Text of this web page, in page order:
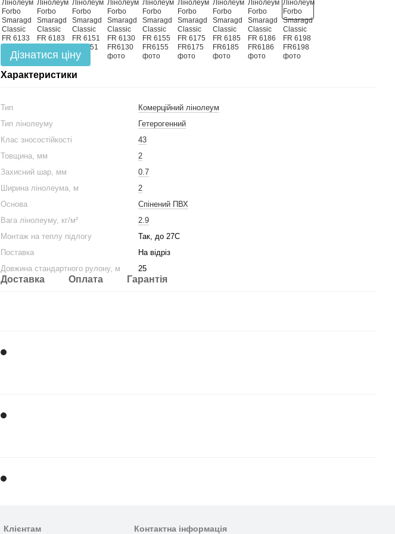
Дізнатися ціну
Характеристики
Тип
Комерційний лінолеум
Тип лінолеуму
Гетерогенний
Клас зносостійкості
43
Товщина, мм
2
Захисний шар, мм
0.7
Ширина лінолеума, м
2
Основа
Спінений ПВХ
Вага лінолеуму, кг/м²
2.9
Монтаж на теплу підлогу
Так, до 27С
Поставка
На відріз
Довжина стандартного рулону, м
25
Доставка Оплата Гарантія
Клієнтам Контактна інформація